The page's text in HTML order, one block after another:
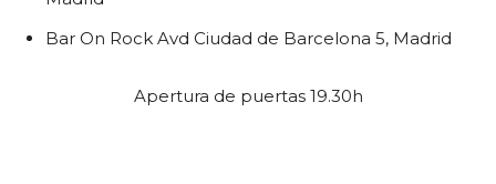
Bar On Rock Avd Ciudad de Barcelona 5, Madrid
Apertura de puertas 19.30h